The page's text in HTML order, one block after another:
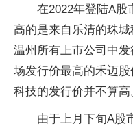
在2022年登陆A股
高的是来自乐清的珠
温州所有上市公司中
场发行价最高的禾迈
科技的发行价并不算高
由于上月下旬A股